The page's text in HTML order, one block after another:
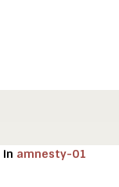
in amnesty-01